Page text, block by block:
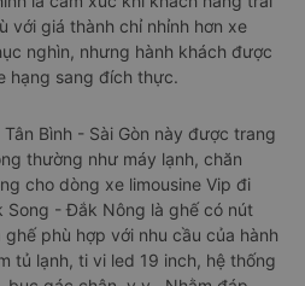
với giá thành chỉ nhỉnh hơn xe
nghìn, nhưng hành khách được
hạng sang đích thực.
Bình - Sài Gòn này được trang
thường như máy lạnh, chăn
cho dòng xe limousine Vip đi
Song - Đắk Nông là ghế có nút
phù hợp với nhu cầu của hành
tủ lạnh, ti vi led 19 inch, hệ thống